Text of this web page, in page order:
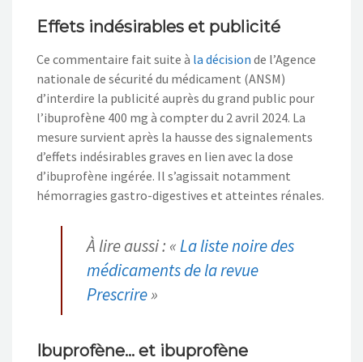
Effets indésirables et publicité
Ce commentaire fait suite à la décision de l’Agence
nationale de sécurité du médicament (ANSM)
d’interdire la publicité auprès du grand public pour
l’ibuprofène 400 mg à compter du 2 avril 2024. La
mesure survient après la hausse des signalements
d’effets indésirables graves en lien avec la dose
d’ibuprofène ingérée. Il s’agissait notamment
hémorragies gastro-digestives et atteintes rénales.
À lire aussi : «La liste noire des
médicaments de la revue
Prescrire»
Ibuprofène… et ibuprofène